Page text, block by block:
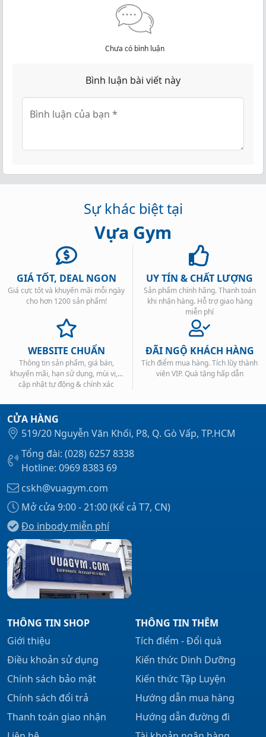
Chưa có bình luận
Bình luận bài viết này
Bình luận của bạn *
Sự khác biệt tại
Vựa Gym
GIÁ TỐT, DEAL NGON
Giá cực tốt và khuyến mãi mỗi ngày
cho hơn 1200 sản phẩm!
UY TÍN & CHẤT LƯỢNG
Sản phẩm chính hãng. Thanh toán
khi nhận hàng. Hỗ trợ giao hàng
miễn phí
WEBSITE CHUẨN
Thông tin sản phẩm, giá bán,
khuyến mãi, hạn sử dụng, mùi vị,...
cập nhật tự động & chính xác
ĐÃI NGỘ KHÁCH HÀNG
Tích điểm mua hàng. Tích lũy thành
viên VIP. Quà tặng hấp dẫn
CỬA HÀNG
519/20 Nguyễn Văn Khối, P8, Q. Gò Vấp, TP.HCM
Tổng đài: (028) 6257 8338
Hotline: 0969 8383 69
cskh@vuagym.com
Mở cửa 9:00 - 21:00 (Kể cả T7, CN)
Đo inbody miễn phí
THÔNG TIN SHOP
Giới thiệu
Điều khoản sử dụng
Chính sách bảo mật
Chính sách đổi trả
Thanh toán giao nhận
THÔNG TIN THÊM
Tích điểm - Đổi quà
Kiến thức Dinh Dưỡng
Kiến thức Tập Luyện
Hướng dẫn mua hàng
Hướng dẫn đường đi